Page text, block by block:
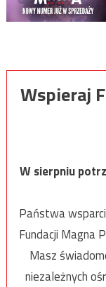
Wspieraj
W sierpniu
Państwa
Fundacji Magna
Masz
niezależnych